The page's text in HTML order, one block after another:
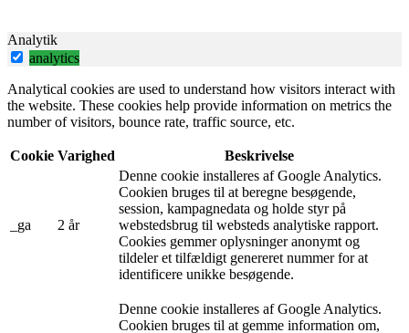
Analytik
analytics
Analytical cookies are used to understand how visitors interact with
the website. These cookies help provide information on metrics the
number of visitors, bounce rate, traffic source, etc.
Cookie Varighed Beskrivelse
_ga 2 år
Denne cookie installeres af Google Analytics.
Cookien bruges til at beregne besøgende,
session, kampagnedata og holde styr på
webstedsbrug til websteds analytiske rapport.
Cookies gemmer oplysninger anonymt og
tildeler et tilfældigt genereret nummer for at
identificere unikke besøgende.
Denne cookie installeres af Google Analytics.
Cookien bruges til at gemme information om,